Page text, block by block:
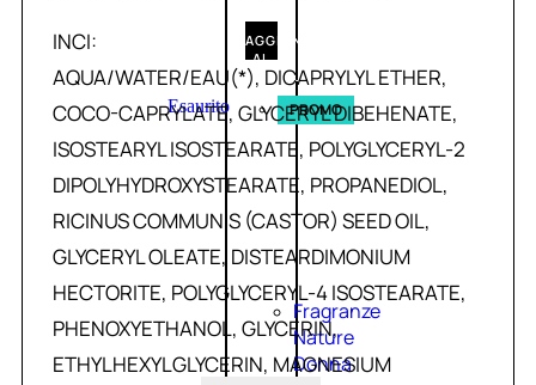
AGGIUNGI
AL
CARRELLO
Esaurito PROMO
Fragranze
Nature
Donna
INCI:
AQUA/WATER/EAU(*), DICAPRYLYL ETHER,
COCO-CAPRYLATE, GLYCERYL DIBEHENATE,
ISOSTEARYL ISOSTEARATE, POLYGLYCERYL-2
DIPOLYHYDROXYSTEARATE, PROPANEDIOL,
RICINUS COMMUNIS (CASTOR) SEED OIL,
GLYCERYL OLEATE, DISTEARDIMONIUM
HECTORITE, POLYGLYCERYL-4 ISOSTEARATE,
PHENOXYETHANOL, GLYCERIN,
ETHYLHEXYLGLYCERIN, MAGNESIUM